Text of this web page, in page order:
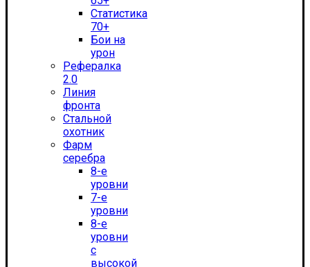
Статистика
70+
Бои на
урон
Рефералка
2.0
Линия
фронта
Стальной
охотник
Фарм
серебра
8-е
уровни
7-е
уровни
8-е
уровни
с
высокой